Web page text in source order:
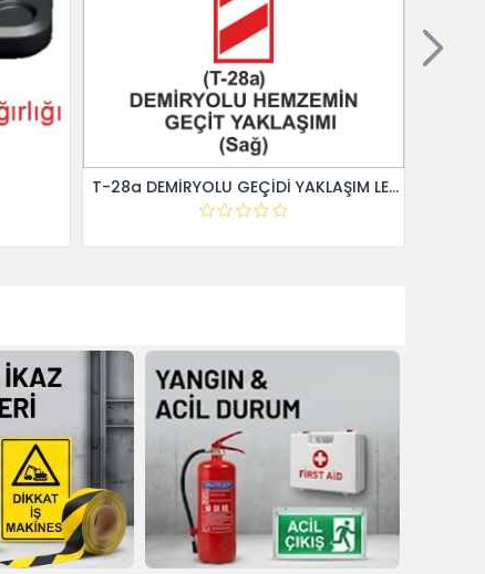
T-28a DEMİRYOLU GEÇİDİ YAKLAŞIM LEVHALARI (Sağ)